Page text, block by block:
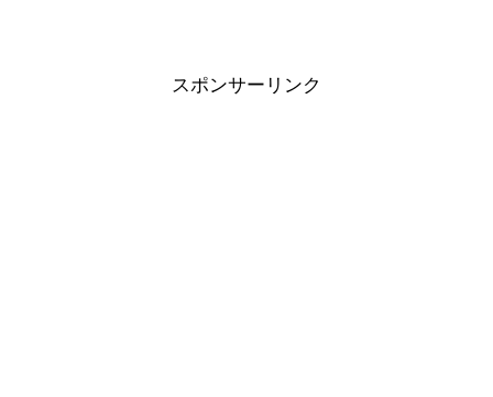
スポンサーリンク